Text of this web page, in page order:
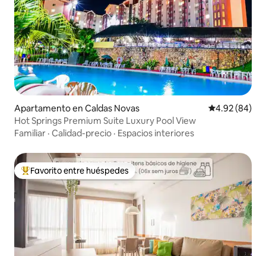
Apartamento en Caldas Novas Calificación
4.92 (84)
Hot Springs Premium Suite Luxury Pool View
Familiar · Calidad-precio · Espacios interiores
Favorito entre huéspedes preferido
Favorito entre huéspedes